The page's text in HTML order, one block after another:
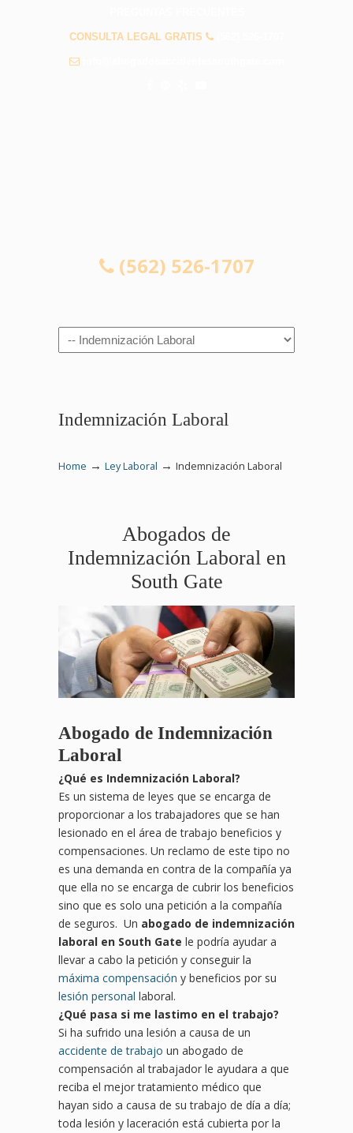
CONSULTA LEGAL GRATIS
(562) 526-1707
Navigation
Indemnización Laboral
Home → Ley Laboral → Indemnización Laboral
Abogados de
Indemnización Laboral en
South Gate
Abogado de Indemnización
Laboral
¿Qué es Indemnización Laboral?
Es un sistema de leyes que se encarga de
proporcionar a los trabajadores que se han
lesionado en el área de trabajo beneficios y
compensaciones. Un reclamo de este tipo no
es una demanda en contra de la compañía ya
que ella no se encarga de cubrir los beneficios
sino que es solo una petición a la compañía
de seguros. Un abogado de indemnización
laboral en South Gate le podría ayudar a
llevar a cabo la petición y conseguir la
máxima compensación y beneficios por su
lesión personal laboral.
¿Qué pasa si me lastimo en el trabajo?
Si ha sufrido una lesión a causa de un
accidente de trabajo un abogado de
compensación al trabajador le ayudara a que
reciba el mejor tratamiento médico que
hayan sido a causa de su trabajo de día a día;
toda lesión y laceración está cubierta por la